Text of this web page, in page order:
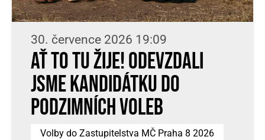
30. července 2026 19:09
Ať to tu žije! Odevzdali
jsme kandidátku do
podzimních voleb
Volby do Zastupitelstva MČ Praha 8 2026